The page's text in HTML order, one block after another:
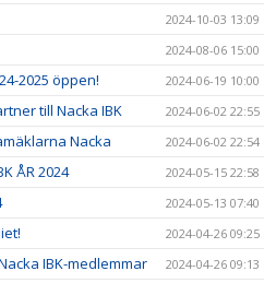
2024-10-03 13:09
2024-08-06 15:00
2025 öppen! 2024-06-19 10:00
till Nacka IBK 2024-06-02 22:55
Nacka 2024-06-02 22:54
ÅR 2024 2024-05-15 22:58
2024-05-13 07:40
2024-04-26 09:25
IBK-medlemmar 2024-04-26 09:13